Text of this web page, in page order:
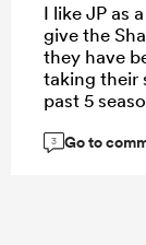
I like JP as
give the
they have
taking their
past 5
3 Go to